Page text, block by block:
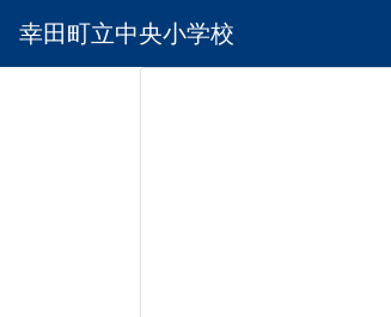
幸田町立中央小学校